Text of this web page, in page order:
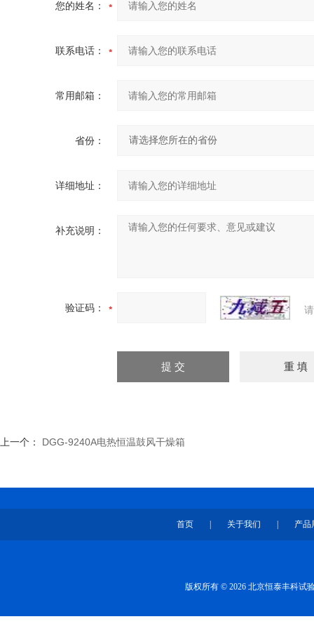
您的姓名：
联系电话：
常用邮箱：
省份：
详细地址：
补充说明：
验证码：
上一个： DGG-9240A电热恒温鼓风干燥箱
首页 关于我们 产品
版权所有 © 2026 北京恒泰丰科试